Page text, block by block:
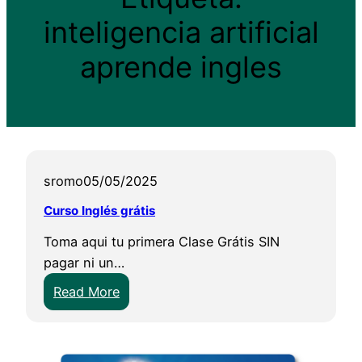
inteligencia artificial
aprende ingles
sromo05/05/2025
Curso Inglés grátis
Toma aqui tu primera Clase Grátis SIN
pagar ni un…
Read More:
C
r